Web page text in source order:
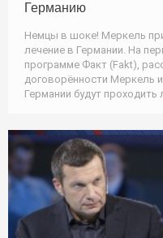
Германию
Немцы в шоке! Меркель
лечение в Германии. На
программе Факт (Fakt),
договорённости Меркель
Германии будут проходить